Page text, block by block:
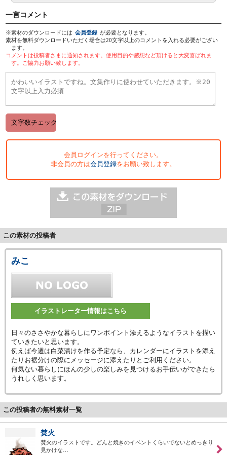
一言コメント
※素材のダウンロードには 会員登録 が必要となります。
素材を無料ダウンロードいただく場合は20文字以上のコメントを入れる必要がござい
ます。
コメントは投稿者さまに通知されます。使用目的や感想など頂けると大変喜ばれま
す。ご協力お願い致します。
会員ログインを行ってください。
非会員の方は会員登録をお願い致します。
この素材の投稿者
みこ
イラストレーター情報はこちら
日々のささやかな暮らしにワンポイント添えるようなイラストを描い
ていきたいと思います。
例えば今週は白菜漬けを作る予定なら、カレンダーにイラストを添え
たりお裾分けの際にメッセージに添えたりとご利用ください。
何気ない暮らしにほんの少しの楽しみを見つけるお手伝いができたら
うれしく思います。
この投稿者の無料素材一覧
焚火
焚火のイラストです。どんと焼きのイベントくらいでないとめっきり
見かけな…